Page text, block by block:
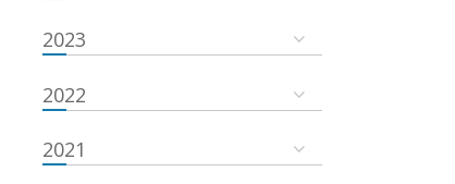
2023
2022
2021